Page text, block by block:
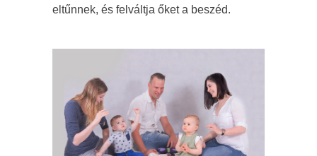
eltűnnek, és felváltja őket a beszéd.